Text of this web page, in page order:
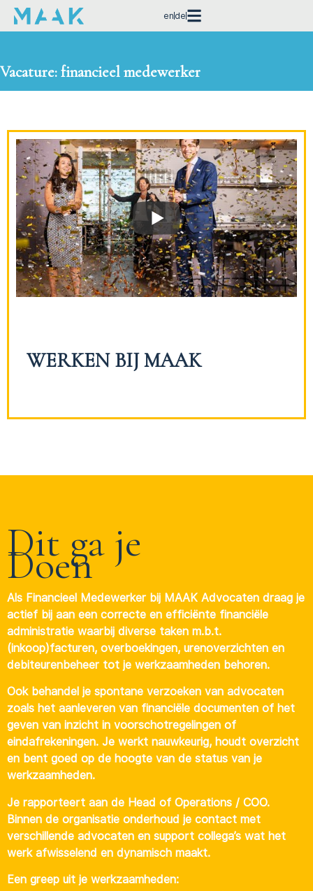
en de
Vacature: financieel medewerker
WERKEN BIJ MAAK
Dit ga je
Doen
Als Financieel Medewerker bij MAAK Advocaten draag je
actief bij aan een correcte en efficiënte financiële
administratie waarbij diverse taken m.b.t.
(inkoop)facturen, overboekingen, urenoverzichten en
debiteurenbeheer tot je werkzaamheden behoren.
Ook behandel je spontane verzoeken van advocaten
zoals het aanleveren van financiële documenten of het
geven van inzicht in voorschotregelingen of
eindafrekeningen. Je werkt nauwkeurig, houdt overzicht
en bent goed op de hoogte van de status van je
werkzaamheden.
Je rapporteert aan de Head of Operations / COO.
Binnen de organisatie onderhoud je contact met
verschillende advocaten en support collega’s wat het
werk afwisselend en dynamisch maakt.
Een greep uit je werkzaamheden: